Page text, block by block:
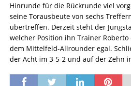
Hinrunde für die Rückrunde viel
seine Torausbeute von sechs
übertreffen. Derzeit steht der
welcher Position ihn Trainer
dem Mittelfeld-Allrounder egal.
der Acht im 3-5-2 und auf der Zehn